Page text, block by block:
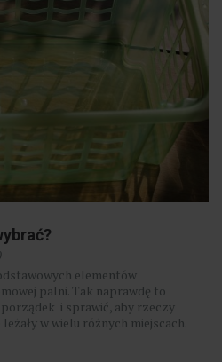
elementów
palni. Tak naprawdę to
i sprawić, aby rzeczy
w wielu różnych miejscach.